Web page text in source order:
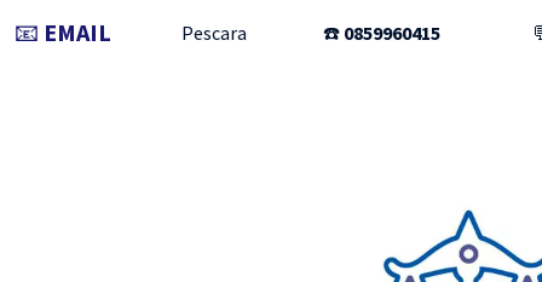
📧 EMAIL Pescara ☎️ 0859960415